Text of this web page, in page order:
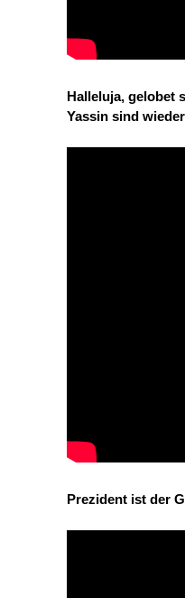
Halleluja, gelobet
Yassin sind
Prezident ist der